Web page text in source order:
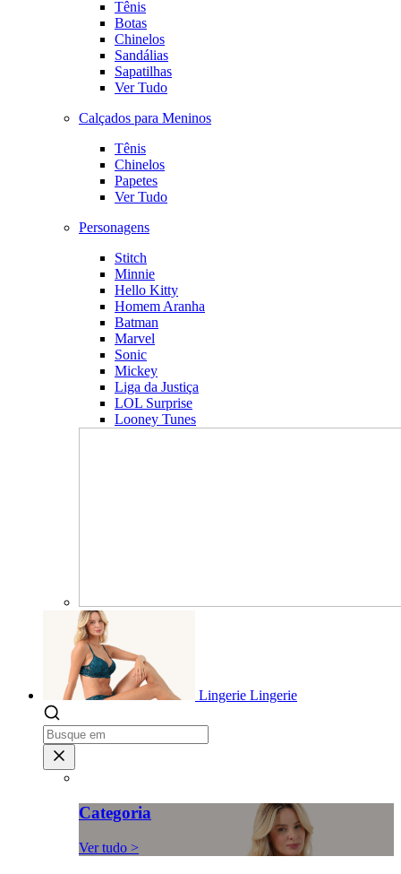
Tênis
Botas
Chinelos
Sandálias
Sapatilhas
Ver Tudo
Calçados para Meninos
Tênis
Chinelos
Papetes
Ver Tudo
Personagens
Stitch
Minnie
Hello Kitty
Homem Aranha
Batman
Marvel
Sonic
Mickey
Liga da Justiça
LOL Surprise
Looney Tunes
Lingerie Lingerie
Categoria
Ver tudo >